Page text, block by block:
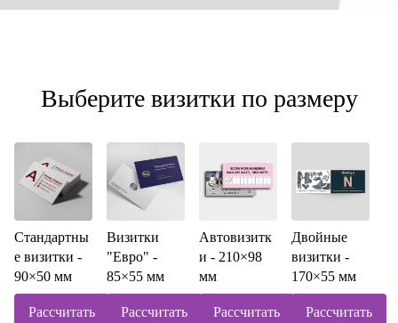
Выберите визитки по размеру
Стандартны
е визитки -
90×50 мм
Рассчитать
Визитки
"Евро" -
85×55 мм
Рассчитать
Автовизитк
и - 210×98
мм
Рассчитать
Двойные
визитки -
170×55 мм
Рассчитать